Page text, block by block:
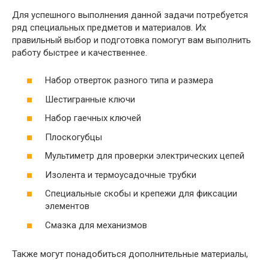
Для успешного выполнения данной задачи потребуется
ряд специальных предметов и материалов. Их
правильный выбор и подготовка помогут вам выполнить
работу быстрее и качественнее.
Набор отверток разного типа и размера
Шестигранные ключи
Набор гаечных ключей
Плоскогубцы
Мультиметр для проверки электрических цепей
Изолента и термоусадочные трубки
Специальные скобы и крепежи для фиксации
элементов
Смазка для механизмов
Также могут понадобиться дополнительные материалы,